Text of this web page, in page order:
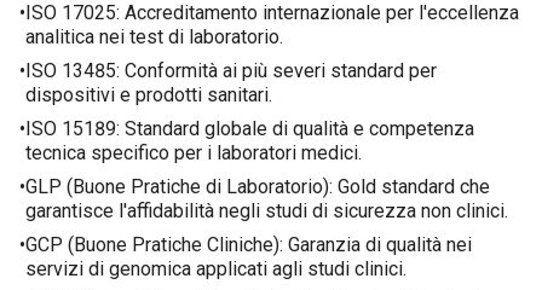
ISO 17025: Accreditamento internazionale per l'eccellenza
analitica nei test di laboratorio.
ISO 13485: Conformità ai più severi standard per
dispositivi e prodotti sanitari.
ISO 15189: Standard globale di qualità e competenza
tecnica specifico per i laboratori medici.
GLP (Buone Pratiche di Laboratorio): Gold standard che
garantisce l'affidabilità negli studi di sicurezza non clinici.
GCP (Buone Pratiche Cliniche): Garanzia di qualità nei
servizi di genomica applicati agli studi clinici.